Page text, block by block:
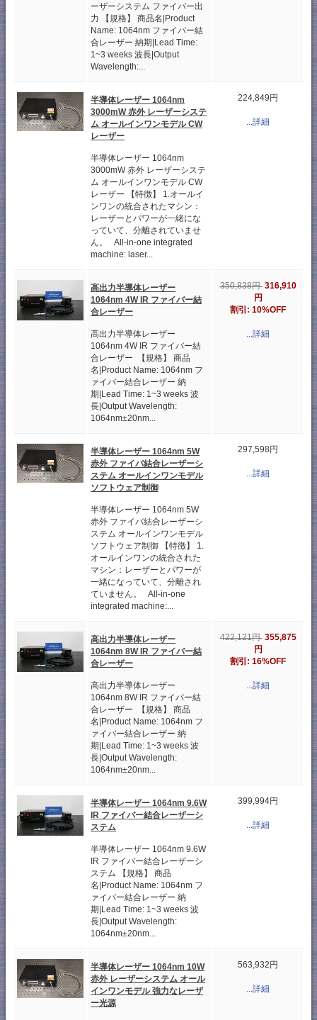
ーザーシステム ファイバー出
力 【規格】 商品名|Product
Name: 1064nm ファイバー結
合レーザー 納期|Lead Time:
1~3 weeks 波長|Output
Wavelength:...
半導体レーザー 1064nm
3000mW 赤外 レーザーシステ
ム オールインワンモデル CW
レーザー
半導体レーザー 1064nm
3000mW 赤外 レーザーシステ
ム オールインワンモデル CW
レーザー 【特徴】 1.オールイ
ンワンの統合されたマシン：
レーザーとパワーが一緒にな
っていて、分離されていませ
ん。 All-in-one integrated
machine: laser...
224,849円
...詳細
高出力半導体レーザー
1064nm 4W IR ファイバー結
合レーザー
高出力半導体レーザー
1064nm 4W IR ファイバー結
合レーザー 【規格】 商品
名|Product Name: 1064nm フ
ァイバー結合レーザー 納
期|Lead Time: 1~3 weeks 波
長|Output Wavelength:
1064nm±20nm...
350,838円 316,910
円
割引: 10%OFF
...詳細
半導体レーザー 1064nm 5W
赤外 ファイバ結合レーザーシ
ステム オールインワンモデル
ソフトウェア制御
半導体レーザー 1064nm 5W
赤外 ファイバ結合レーザーシ
ステム オールインワンモデル
ソフトウェア制御 【特徴】 1.
オールインワンの統合された
マシン：レーザーとパワーが
一緒になっていて、分離され
ていません。 All-in-one
integrated machine:...
297,598円
...詳細
高出力半導体レーザー
1064nm 8W IR ファイバー結
合レーザー
高出力半導体レーザー
1064nm 8W IR ファイバー結
合レーザー 【規格】 商品
名|Product Name: 1064nm フ
ァイバー結合レーザー 納
期|Lead Time: 1~3 weeks 波
長|Output Wavelength:
1064nm±20nm...
422,121円 355,875
円
割引: 16%OFF
...詳細
半導体レーザー 1064nm 9.6W
IR ファイバー結合レーザーシ
ステム
半導体レーザー 1064nm 9.6W
IR ファイバー結合レーザーシ
ステム 【規格】 商品
名|Product Name: 1064nm フ
ァイバー結合レーザー 納
期|Lead Time: 1~3 weeks 波
長|Output Wavelength:
1064nm±20nm...
399,994円
...詳細
半導体レーザー 1064nm 10W
赤外 レーザーシステム オール
インワンモデル 強力なレーザ
ー光源
563,932円
...詳細